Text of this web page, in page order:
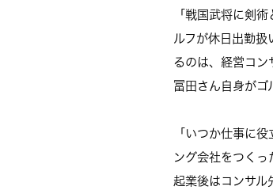
「戦国武将に剣
ルフが休日出勤
るのは、経営コン
冨田さん自身がゴ
「いつか仕事に
ング会社をつくっ
起業後はコンサル